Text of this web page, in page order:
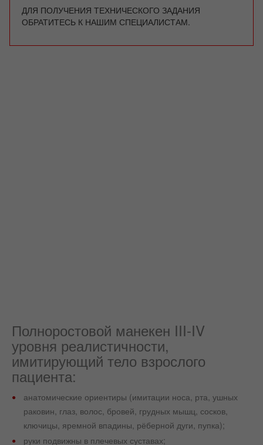
ДЛЯ ПОЛУЧЕНИЯ ТЕХНИЧЕСКОГО ЗАДАНИЯ
ОБРАТИТЕСЬ К НАШИМ СПЕЦИАЛИСТАМ.
Полноростовой манекен III-IV
уровня реалистичности,
имитирующий тело взрослого
пациента:
анатомические ориентиры (имитации носа, рта, ушных
раковин, глаз, волос, бровей, грудных мышц, сосков,
ключицы, яремной впадины, рёберной дуги, пупка);
руки подвижны в плечевых суставах;